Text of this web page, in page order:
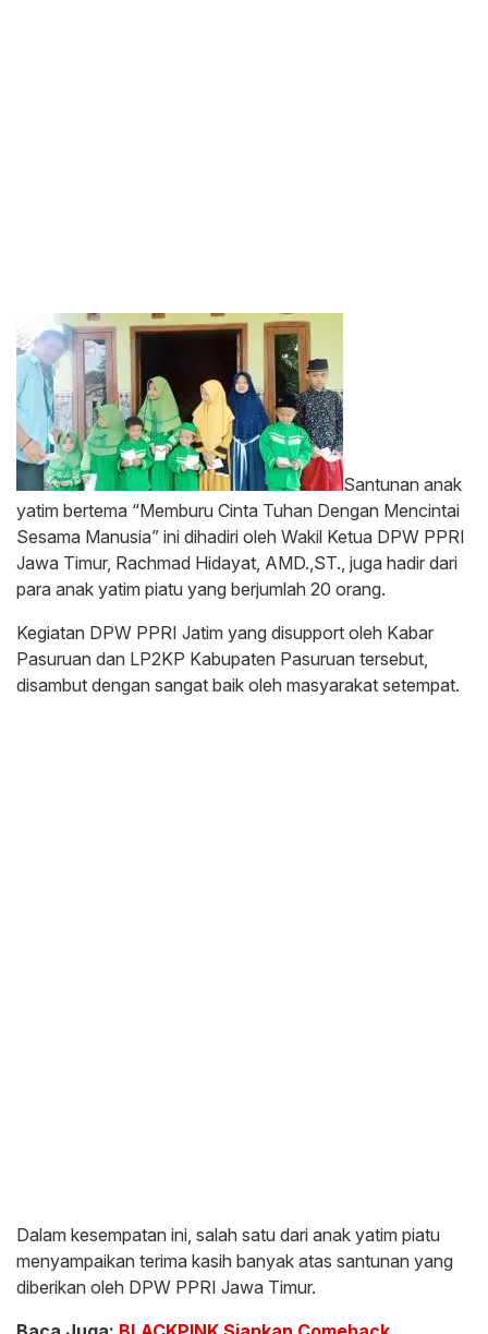
Santunan anak
yatim bertema “Memburu Cinta Tuhan Dengan Mencintai
Sesama Manusia” ini dihadiri oleh Wakil Ketua DPW PPRI
Jawa Timur, Rachmad Hidayat, AMD.,ST., juga hadir dari
para anak yatim piatu yang berjumlah 20 orang.
Kegiatan DPW PPRI Jatim yang disupport oleh Kabar
Pasuruan dan LP2KP Kabupaten Pasuruan tersebut,
disambut dengan sangat baik oleh masyarakat setempat.
Dalam kesempatan ini, salah satu dari anak yatim piatu
menyampaikan terima kasih banyak atas santunan yang
diberikan oleh DPW PPRI Jawa Timur.